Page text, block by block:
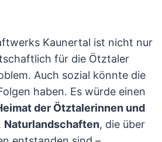
Kaunertal ist nicht nur
für die Ötztaler
Auch sozial könnte die
haben. Es würde einen
der Ötztalerinnen und
Naturlandschaften, die über